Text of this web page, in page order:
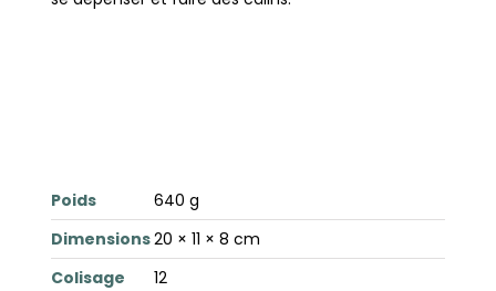
Poids
640 g
Dimensions20 × 11 × 8 cm
Colisage
12